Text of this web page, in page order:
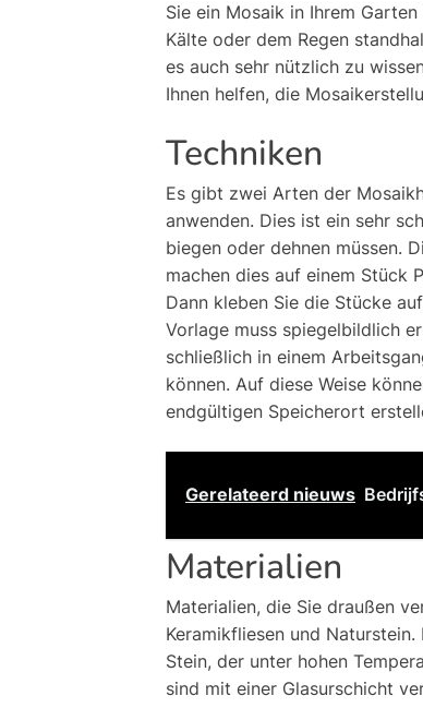
Sie ein Mosaik in Ihrem
Kälte oder dem Regen
es auch sehr nützlich zu
Ihnen helfen, die
Techniken
Es gibt zwei Arten der
anwenden. Dies ist ein sehr
biegen oder dehnen müssen.
machen dies auf einem Stück
Dann kleben Sie die Stücke
Vorlage muss spiegelbildlich
schließlich in einem
können. Auf diese Weise
endgültigen Speicherort
Gerelateerd nieuws
Materialien
Materialien, die Sie draußen
Keramikfliesen und
Stein, der unter hohen
sind mit einer Glasurschicht